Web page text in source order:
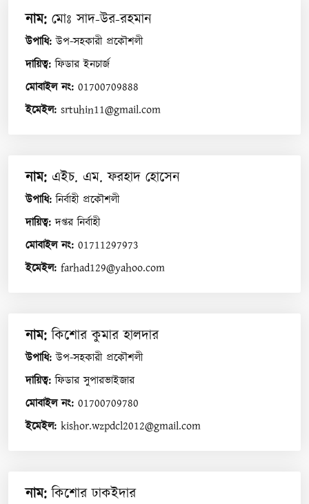
নাম: মোঃ সাদ-উর-রহমান
উপাধি:উপ-সহকারী প্রকৌশলী
দায়িত্ব:ফিডার ইনচার্জ
মোবাইল নং: 01700709888
ইমেইল: srtuhin11@gmail.com
নাম: এইচ. এম. ফরহাদ হোসেন
উপাধি:নির্বাহী প্রকৌশলী
দায়িত্ব:দপ্তর নির্বাহী
মোবাইল নং: 01711297973
ইমেইল: farhad129@yahoo.com
নাম:কিশোর কুমার হালদার
উপাধি:উপ-সহকারী প্রকৌশলী
দায়িত্ব:ফিডার সুপারভাইজার
মোবাইল নং: 01700709780
ইমেইল: kishor.wzpdcl2012@gmail.com
নাম:কিশোর ঢাকইদার